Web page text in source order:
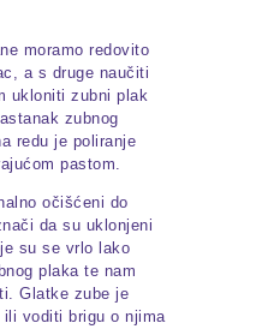
moramo redovito
a s druge naučiti
ukloniti zubni plak
zubnog
redu je poliranje
pastom.
očišćeni do
da su uklonjeni
su se vrlo lako
plaka te nam
Glatke zube je
voditi brigu o njima